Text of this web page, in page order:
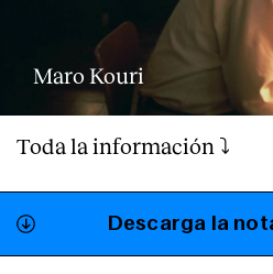
Maro Kouri
Toda la información ⤵️
Descarga la